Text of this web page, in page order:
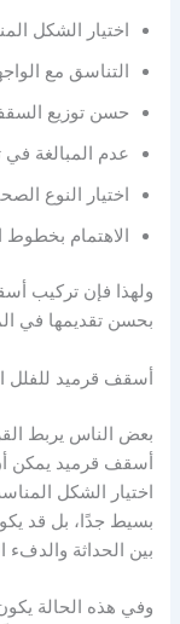
اختيار الشكل
التناسق مع
حسن توزيع
عدم المبالغة
اختيار النوع
الاهتمام
ولهذا فإن تركيب
بحسن تقديمها في
أسقف قرميد للفلل
بعض الناس يربط
أسقف قرميد يمكن
اختيار الشكل
بسيط جدًا، بل قد
بين الحداثة والدفء
وفي هذه الحالة